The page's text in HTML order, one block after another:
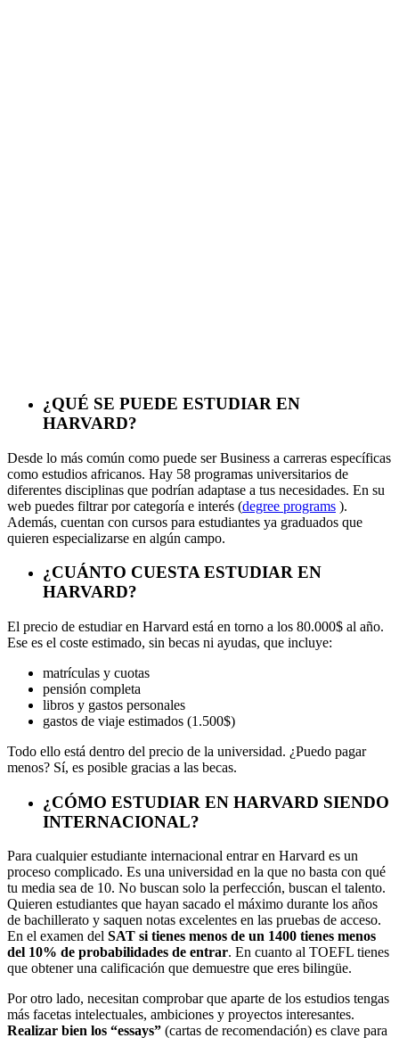
¿QUÉ SE PUEDE ESTUDIAR EN
HARVARD?
Desde lo más común como puede ser Business a carreras específicas
como estudios africanos. Hay 58 programas universitarios de
diferentes disciplinas que podrían adaptase a tus necesidades. En su
web puedes filtrar por categoría e interés (degree programs ).
Además, cuentan con cursos para estudiantes ya graduados que
quieren especializarse en algún campo.
¿CUÁNTO CUESTA ESTUDIAR EN
HARVARD?
El precio de estudiar en Harvard está en torno a los 80.000$ al año.
Ese es el coste estimado, sin becas ni ayudas, que incluye:
matrículas y cuotas
pensión completa
libros y gastos personales
gastos de viaje estimados (1.500$)
Todo ello está dentro del precio de la universidad. ¿Puedo pagar
menos? Sí, es posible gracias a las becas.
¿CÓMO ESTUDIAR EN HARVARD SIENDO
INTERNACIONAL?
Para cualquier estudiante internacional entrar en Harvard es un
proceso complicado. Es una universidad en la que no basta con qué
tu media sea de 10. No buscan solo la perfección, buscan el talento.
Quieren estudiantes que hayan sacado el máximo durante los años
de bachillerato y saquen notas excelentes en las pruebas de acceso.
En el examen del SAT si tienes menos de un 1400 tienes menos
del 10% de probabilidades de entrar. En cuanto al TOEFL tienes
que obtener una calificación que demuestre que eres bilingüe.
Por otro lado, necesitan comprobar que aparte de los estudios tengas
más facetas intelectuales, ambiciones y proyectos interesantes.
Realizar bien los “essays” (cartas de recomendación) es clave para